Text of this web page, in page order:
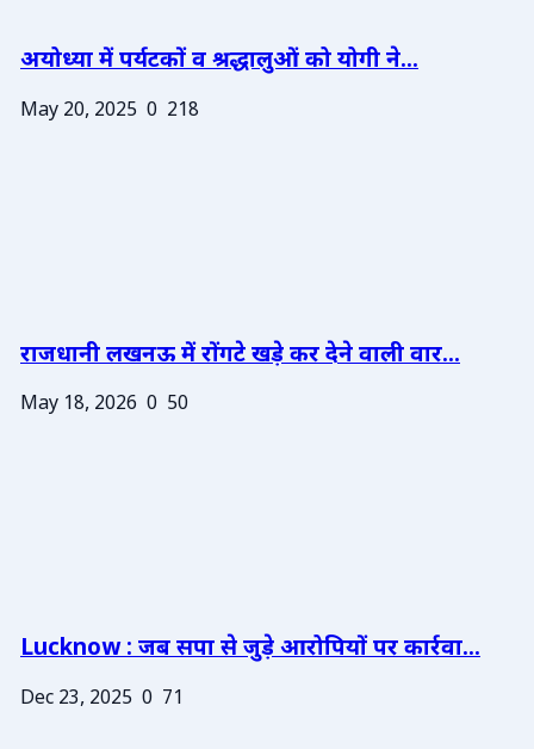
अयोध्या में पर्यटकों व श्रद्धालुओं को योगी ने...
May 20, 2025 0 218
राजधानी लखनऊ में रोंगटे खड़े कर देने वाली वार...
May 18, 2026 0 50
Lucknow : जब सपा से जुड़े आरोपियों पर कार्रवा...
Dec 23, 2025 0 71